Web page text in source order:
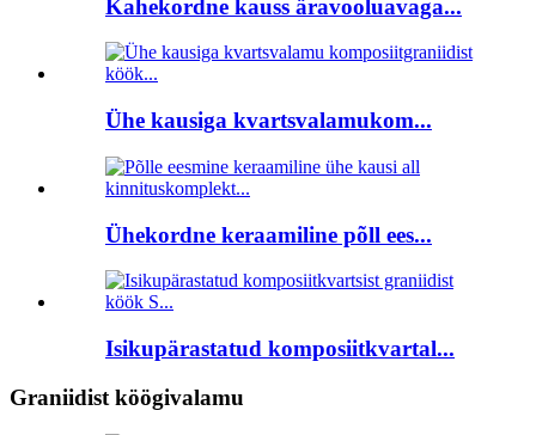
Kahekordne kauss äravooluavaga...
Ühe kausiga kvartsvalamukom...
Ühekordne keraamiline põll ees...
Isikupärastatud komposiitkvartal...
Graniidist köögivalamu